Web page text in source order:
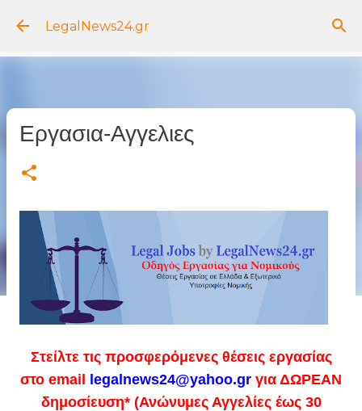
Μετάβαση στο κύριο περιεχόμενο
LegalNews24.gr
Εργασια-Αγγελιες
Στείλτε τις προσφερόμενες θέσεις εργασίας
στο email legalnews24@yahoo.gr για ΔΩΡΕΑΝ
δημοσίευση* (Ανώνυμες Αγγελίες έως 30